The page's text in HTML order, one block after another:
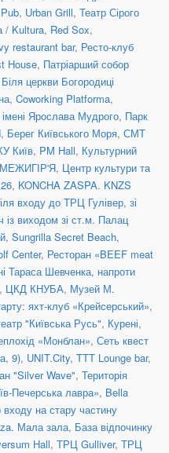
, Urban Grill, Театр Сірого
/ Kultura, Red Sox,
restaurant bar, Ресто-клуб
House, Патріарший собор
Біля церкви Богородиці
, Coworking Platforma,
імені Ярослава Мудрого, Парк
, Берег Київського Моря, СМТ
Київ, PM Hall, Культурний
МЕЖИГІР'Я, Центр культури та
, KONCHA ZASPA. KNZS
входу до ТРЦ Гулівер, зі
виходом зі ст.м. Палац
, Sungrilla Secret Beach,
Center, Ресторан «BEEF meat
Тараса Шевченка, напроти
, ЦКД КНУБА, Музей М.
яхт-клуб «Крейсерський»,
"Київська Русь", Курені,
«Монблан», Сеть квест
9), UNIT.City, TTT Lounge bar,
"Silver Wave", Територія
Печерська лавра», Bella
входу на стару частину
Мала зала, База відпочинку
Hall, ТРЦ Gulliver, ТРЦ